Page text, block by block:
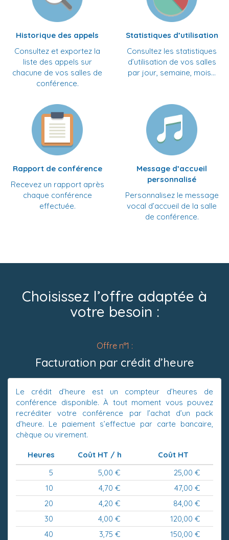
Historique des appels
Consultez et exportez la
liste des appels sur
chacune de vos salles de
conférence.
Statistiques d’utilisation
Consultez les statistiques
d’utilisation de vos salles
par jour, semaine, mois…
Rapport de conférence
Recevez un rapport après
chaque conférence
effectuée.
Message d’accueil
personnalisé
Personnalisez le message
vocal d’accueil de la salle
de conférence.
Choisissez l’offre adaptée à
votre besoin :
Offre n°1 :
Facturation par crédit d’heure
Le crédit d’heure est un compteur d’heures de
conférence disponible. À tout moment vous pouvez
recréditer votre conférence par l’achat d’un pack
d’heure. Le paiement s’effectue par carte bancaire,
chèque ou virement.
Heures Coût HT / h
Coût HT
5
5,00 €
25,00 €
10
4,70 €
47,00 €
20
4,20 €
84,00 €
30
4,00 €
120,00 €
40
3,75 €
150,00 €